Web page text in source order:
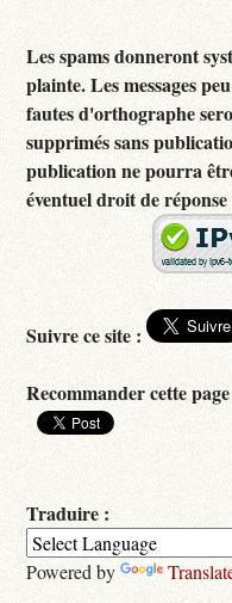
Les spams donneront
plainte. Les messages
fautes d'orthographe
supprimés sans
publication ne pourra
éventuel droit de
Suivre ce site :
Recommander cette
Traduire :
Powered by